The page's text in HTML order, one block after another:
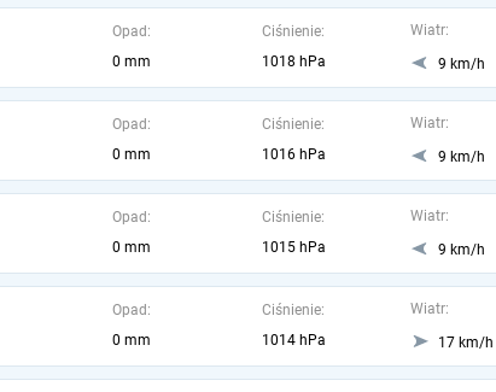
Opad:
0 mm
Ciśnienie:
1018 hPa
Wiatr:
9 km/h
Opad:
0 mm
Ciśnienie:
1016 hPa
Wiatr:
9 km/h
Opad:
0 mm
Ciśnienie:
1015 hPa
Wiatr:
9 km/h
Opad:
0 mm
Ciśnienie:
1014 hPa
Wiatr:
17 km/h